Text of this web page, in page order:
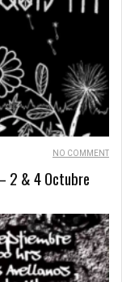
NO COMMENT
2 & 4 Octubre